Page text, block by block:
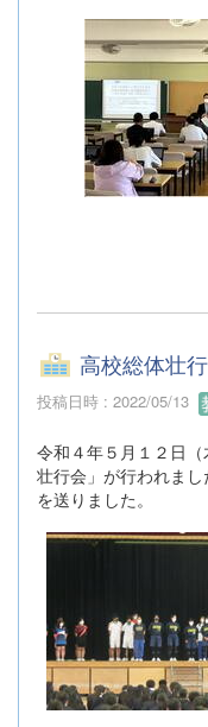
高校総体壮
投稿日時 : 2022/05/13
令和４年５月１２日
壮行会」が行われま
を送りました。